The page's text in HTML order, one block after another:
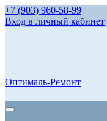
+7 (903) 960-58-99
Вход в личный кабинет
Оптималь-Ремонт